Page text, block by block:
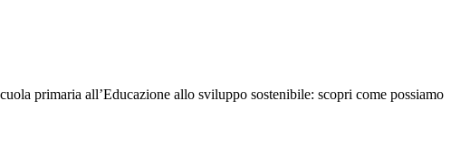
primaria all’Educazione allo sviluppo sostenibile: scopri come possiamo